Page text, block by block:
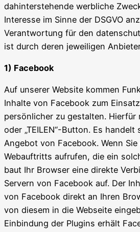
dahinterstehende werbliche
Interesse im Sinne der DSGVO
Verantwortung für den
ist durch deren jeweiligen
1) Facebook
Auf unserer Website kommen
Inhalte von Facebook zum
persönlicher zu gestalten. Hierfür
oder „TEILEN“-Button. Es handelt
Angebot von Facebook. Wenn
Webauftritts aufrufen, die ein
baut Ihr Browser eine direkte
Servern von Facebook auf. Der
von Facebook direkt an Ihren
von diesem in die Webseite
Einbindung der Plugins erhält